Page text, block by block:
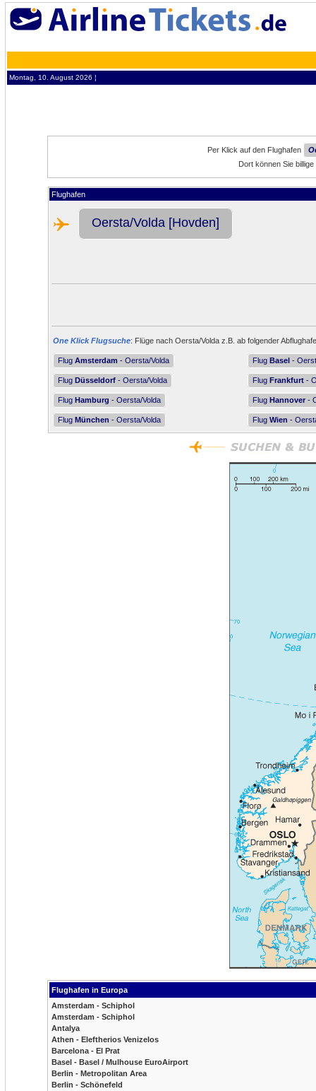
Montag, 10. August 2026 ¦
Per Klick auf den Flughafen
Dort können Sie
Flughafen
Oersta/Volda [Hovden]
One Klick Flugsuche: Flüge nach Oersta/Volda z.B. ab folgender
Flug Amsterdam - Oersta/Volda Flug Basel -
Flug Düsseldorf - Oersta/Volda Flug Frankfurt -
Flug Hamburg - Oersta/Volda Flug Hannover -
Flug München - Oersta/Volda Flug Wien -
Flughafen in Europa
Amsterdam - Schiphol
Amsterdam - Schiphol
Antalya
Athen - Eleftherios Venizelos
Barcelona - El Prat
Basel - Basel / Mulhouse EuroAirport
Berlin - Metropolitan Area
Berlin - Schönefeld